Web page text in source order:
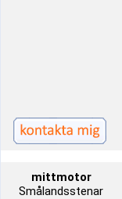
mittmotor
Smålandsstenar